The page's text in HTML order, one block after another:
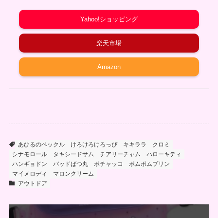
Yahoo!ショッピング
楽天市場
Amazon
あひるのペックル けろけろけろっぴ キキララ
クロミ
シナモロール
タキシードサム チアリーチャム
ハローキティ
ハンギョドン
バッドばつ丸 ポチャッコ
ポムポムプリン
マイメロディ
マロンクリーム
アウトドア